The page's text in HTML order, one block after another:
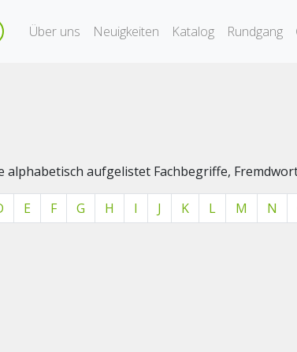
Über uns Neuigkeiten Katalog Rundgang
alphabetisch aufgelistet Fachbegriffe,
E F G H I J K L M N